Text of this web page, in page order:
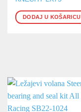
DODAJ U KOŠARICU